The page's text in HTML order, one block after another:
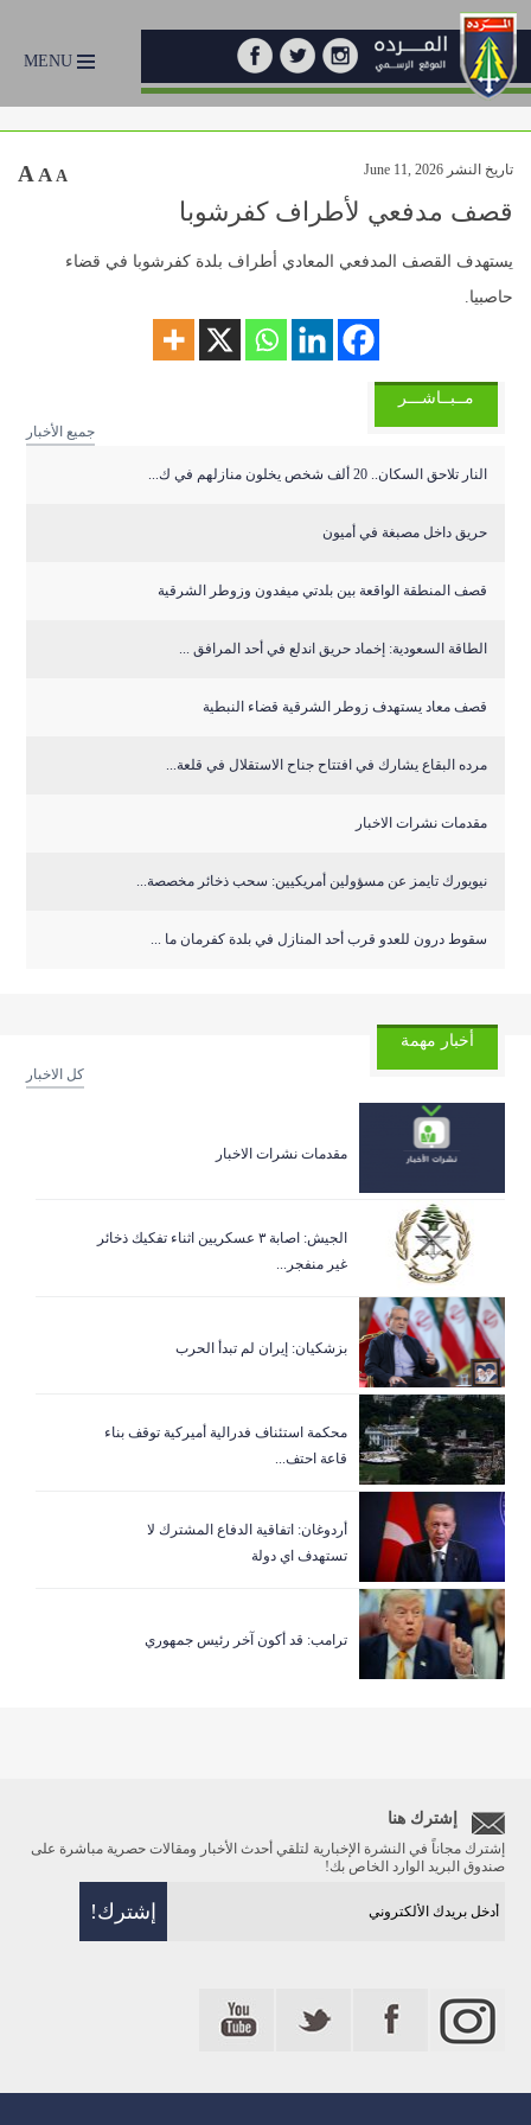
MENU
تاريخ النشر June 11, 2026 A A A
قصف مدفعي لأطراف كفرشوبا
يستهدف القصف المدفعي المعادي أطراف بلدة كفرشوبا في قضاء
حاصبيا.
مــبــاشـــر
جميع الأخبار
النار تلاحق السكان.. 20 ألف شخص يخلون منازلهم في ك...
حريق داخل مصبغة في أميون
قصف المنطقة الواقعة بين بلدتي ميفدون وزوطر الشرقية
‏الطاقة السعودية: إخماد حريق اندلع في أحد المرافق ...
قصف معاد يستهدف زوطر الشرقية قضاء النبطية
مرده البقاع يشارك في افتتاح جناح الاستقلال في قلعة...
مقدمات نشرات الاخبار
نيويورك تايمز عن مسؤولين أمريكيين: سحب ذخائر مخصصة...
سقوط درون للعدو قرب أحد المنازل في بلدة كفرمان ما ...
أخبار مهمة
كل الاخبار
مقدمات نشرات الاخبار
الجيش: اصابة ٣ عسكريين اثناء تفكيك ذخائر
غير منفجر...
بزشكيان: إيران لم تبدأ الحرب
‏محكمة استئناف فدرالية أميركية توقف بناء
قاعة احتف...
أردوغان: اتفاقية الدفاع المشترك لا
تستهدف اي دولة
ترامب: قد أكون آخر رئيس جمهوري
إشترك هنا
إشترك مجاناً في النشرة الإخبارية لتلقي أحدث الأخبار ومقالات حصرية مباشرة على
صندوق البريد الوارد الخاص بك!